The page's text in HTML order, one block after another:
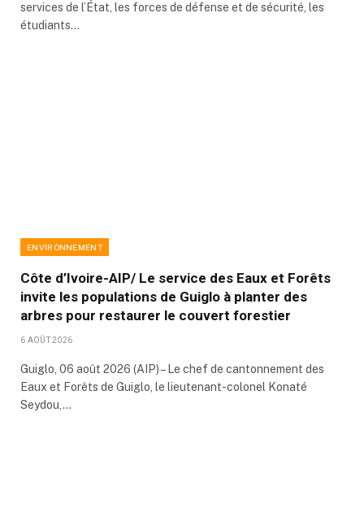
services de l’État, les forces de défense et de sécurité, les
étudiants…
ENVIRONNEMENT
Côte d’Ivoire-AIP/ Le service des Eaux et Forêts
invite les populations de Guiglo à planter des
arbres pour restaurer le couvert forestier
6 AOÛT 2026
Guiglo, 06 août 2026 (AIP) – Le chef de cantonnement des
Eaux et Forêts de Guiglo, le lieutenant-colonel Konaté
Seydou,…